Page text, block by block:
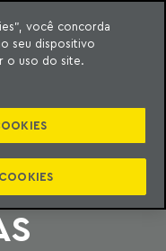
É
você concorda
seu dispositivo
o uso do site.